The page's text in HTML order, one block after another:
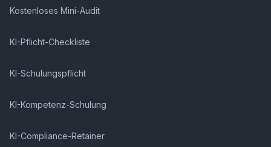
Kostenloses Mini-Audit
KI-Pflicht-Checkliste
KI-Schulungspflicht
KI-Kompetenz-Schulung
KI-Compliance-Retainer